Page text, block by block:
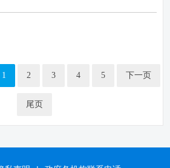
1 2 3 4 5 下一页
尾页